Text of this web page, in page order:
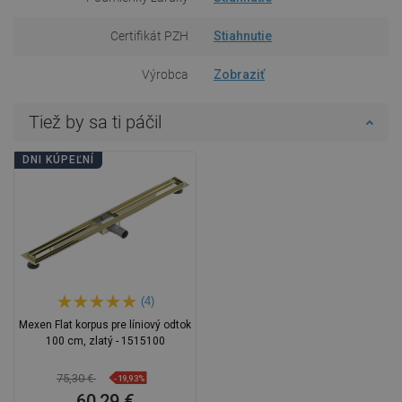
Certifikát PZH Stiahnutie
Výrobca Zobraziť
Tiež by sa ti páčil
DNI KÚPEĽNÍ
(4)
Mexen Flat korpus pre líniový odtok
100 cm, zlatý - 1515100
75,30 € -19,93%